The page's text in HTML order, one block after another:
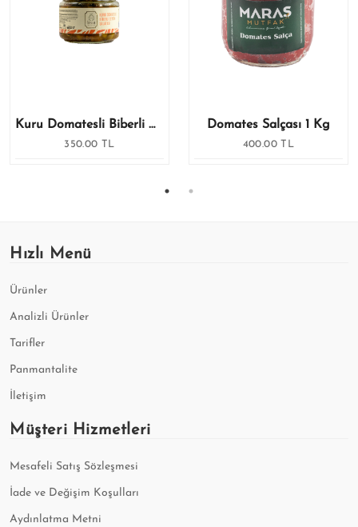
Kuru Domatesli Biberli Zeytin Salatası – 250 Gr
350.00 TL
Domates Salçası 1 Kg
400.00 TL
Hızlı Menü
Ürünler
Analizli Ürünler
Tarifler
Panmantalite
İletişim
Müşteri Hizmetleri
Mesafeli Satış Sözleşmesi
İade ve Değişim Koşulları
Aydınlatma Metni